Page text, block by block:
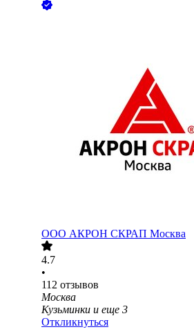
ООО АКРОН СКРАП Москва
4.7
•
112 отзывов
Москва
Кузьминки и еще 3
Откликнуться